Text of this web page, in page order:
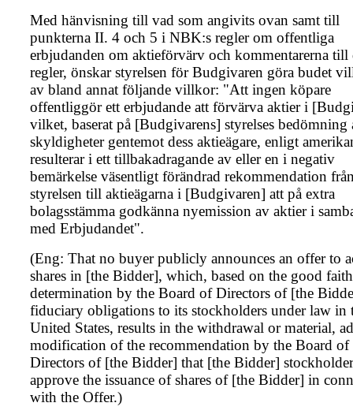
Med hänvisning till vad som angivits ovan samt till
punkterna II. 4 och 5 i NBK:s regler om offentliga
erbjudanden om aktieförvärv och kommentarerna till
regler, önskar styrelsen för Budgivaren göra budet
av bland annat följande villkor: "Att ingen köpare
offentliggör ett erbjudande att förvärva aktier i
vilket, baserat på [Budgivarens] styrelses bedömning
skyldigheter gentemot dess aktieägare, enligt
resulterar i ett tillbakadragande av eller en i negativ
bemärkelse väsentligt förändrad rekommendation
styrelsen till aktieägarna i [Budgivaren] att på extra
bolagsstämma godkänna nyemission av aktier i
med Erbjudandet".
(Eng: That no buyer publicly announces an offer to
shares in [the Bidder], which, based on the good faith
determination by the Board of Directors of [the
fiduciary obligations to its stockholders under law in
United States, results in the withdrawal or material,
modification of the recommendation by the Board of
Directors of [the Bidder] that [the Bidder]
approve the issuance of shares of [the Bidder] in
with the Offer.)